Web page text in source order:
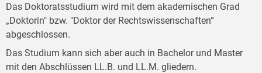
Das Doktoratsstudium wird mit dem akademischen Grad
„Doktorin" bzw. "Doktor der Rechtswissenschaften“
abgeschlossen.
Das Studium kann sich aber auch in Bachelor und Master
mit den Abschlüssen LL.B. und LL.M. gliedern.